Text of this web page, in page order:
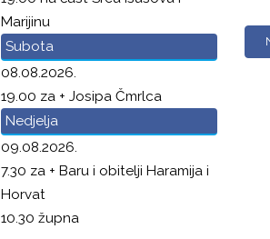
Marijinu
Subota
08.08.2026.
19.00 za + Josipa Čmrlca
Nedjelja
09.08.2026.
7.30 za + Baru i obitelji Haramija i
Horvat
10.30 župna